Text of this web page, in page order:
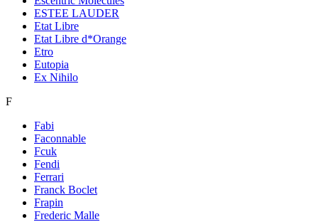
ESTEE LAUDER
Etat Libre
Etat Libre d*Orange
Etro
Eutopia
Ex Nihilo
F
Fabi
Faconnable
Fcuk
Fendi
Ferrari
Franck Boclet
Frapin
Frederic Malle